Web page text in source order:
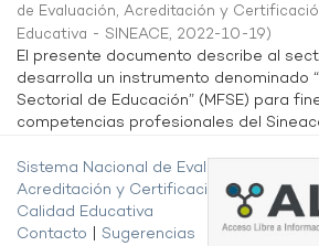
de Evaluación, Acreditación y
Educativa - SINEACE, 2022-10-19)
El presente documento describe al
desarrolla un instrumento denominado
Sectorial de Educación” (MFSE) para
competencias profesionales del
Sistema Nacional de Evaluación,
Acreditación y Certificación de la
Calidad Educativa
Contacto
Sugerencias